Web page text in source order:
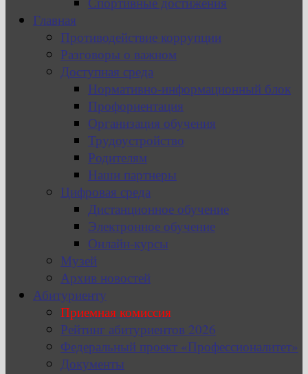
Главная
Противодействие коррупции
Разговоры о важном
Доступная среда
Нормативно-информационный блок
Профориентация
Организация обучения
Трудоустройство
Родителям
Наши партнеры
Цифровая среда
Дистанционное обучение
Электронное обучение
Онлайн-курсы
Музей
Архив новостей
Абитуриенту
Приемная комиссия
Рейтинг абитуриентов 2026
Федеральный проект «Профессионалитет»
Документы